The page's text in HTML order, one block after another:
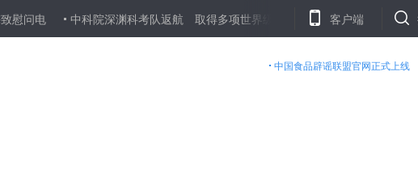
中科院深渊科考队返航 取得多项世界级突破 从追高产到求优质——春耕
客户端
中国食品辟谣联盟官网正式上线